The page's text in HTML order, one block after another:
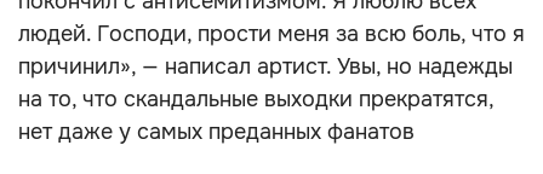
людей. Господи, прости меня за всю боль, что я
причинил», — написал артист. Увы, но надежды
на то, что скандальные выходки прекратятся,
нет даже у самых преданных фанатов